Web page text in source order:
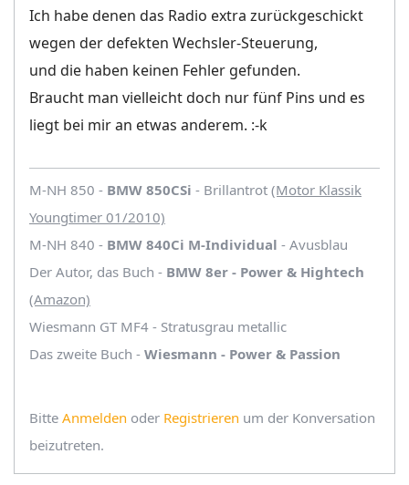
Ich habe denen das Radio extra zurückgeschickt
wegen der defekten Wechsler-Steuerung,
und die haben keinen Fehler gefunden.
Braucht man vielleicht doch nur fünf Pins und es
liegt bei mir an etwas anderem. :-k
M-NH 850 - BMW 850CSi - Brillantrot (Motor Klassik
Youngtimer 01/2010)
M-NH 840 - BMW 840Ci M-Individual - Avusblau
Der Autor, das Buch - BMW 8er - Power & Hightech
(Amazon)
Wiesmann GT MF4 - Stratusgrau metallic
Das zweite Buch - Wiesmann - Power & Passion
Bitte Anmelden oder Registrieren um der Konversation
beizutreten.